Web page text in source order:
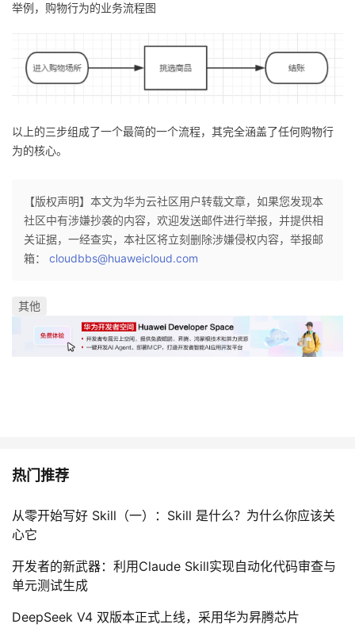
注
开
发
学
我
的
我
的
Programs
我
的
持
的
技
我
的
举例，购物行为的业务流程图
以上的三步组成了一个最简的一个流程，其完全涵盖了任何购物行
为的核心。
【版权声明】本文为华为云社区用户转载文章，如果您发现本
社区中有涉嫌抄袭的内容，欢迎发送邮件进行举报，并提供相
关证据，一经查实，本社区将立刻删除涉嫌侵权内容，举报邮
箱： cloudbbs@huaweicloud.com
其他
热门推荐
从零开始写好 Skill（一）：Skill 是什么？为什么你应该关
心它
开发者的新武器：利用Claude Skill实现自动化代码审查与
单元测试生成
DeepSeek V4 双版本正式上线，采用华为昇腾芯片